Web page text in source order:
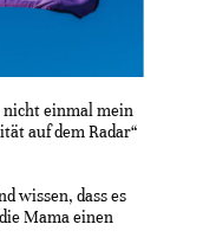
nicht einmal mein
auf dem Radar“
wissen, dass es
Mama einen